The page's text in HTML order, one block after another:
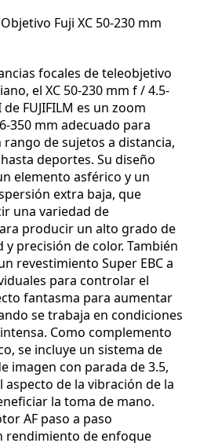
Fuji XC 50-230 mm
focales de teleobjetivo
el XC 50-230 mm f / 4.5-
FUJIFILM es un zoom
350 mm adecuado para
de sujetos a distancia,
deportes. Su diseño
elemento asférico y un
extra baja, que
una variedad de
producir un alto grado de
y precisión de color. También
revestimiento Super EBC a
para controlar el
fantasma para aumentar
se trabaja en condiciones
Como complemento
se incluye un sistema de
imagen con parada de 3.5,
aspecto de la vibración de la
la toma de mano.
AF paso a paso
rendimiento de enfoque